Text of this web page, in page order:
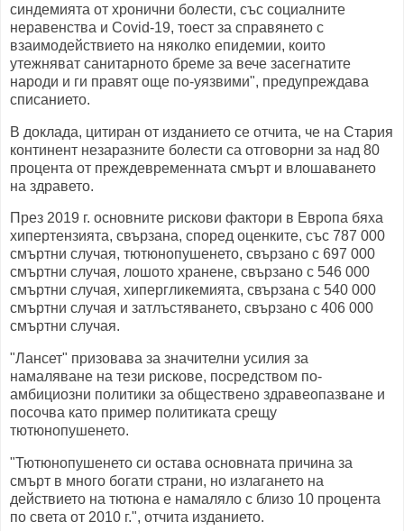
синдемията от хронични болести, със социалните
неравенства и Covid-19, тоест за справянето с
взаимодействието на няколко епидемии, които
утежняват санитарното бреме за вече засегнатите
народи и ги правят още по-уязвими", предупреждава
списанието.
В доклада, цитиран от изданието се отчита, че на Стария
континент незаразните болести са отговорни за над 80
процента от преждевременната смърт и влошаването
на здравето.
През 2019 г. основните рискови фактори в Европа бяха
хипертензията, свързана, според оценките, със 787 000
смъртни случая, тютюнопушенето, свързано с 697 000
смъртни случая, лошото хранене, свързано с 546 000
смъртни случая, хипергликемията, свързана с 540 000
смъртни случая и затлъстяването, свързано с 406 000
смъртни случая.
"Лансет" призовава за значителни усилия за
намаляване на тези рискове, посредством по-
амбициозни политики за обществено здравеопазване и
посочва като пример политиката срещу
тютюнопушенето.
"Тютюнопушенето си остава основната причина за
смърт в много богати страни, но излагането на
действието на тютюна е намаляло с близо 10 процента
по света от 2010 г.", отчита изданието.